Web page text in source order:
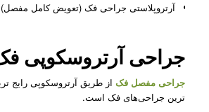
آرتروپلاستی جراحی فک (تعویض کامل مفصل)
جراحی آرتروسکوپی
جراحی مفصل فکاز طریق آرتروسکوپی رایج‌
ترین جراحی‌های فک است.